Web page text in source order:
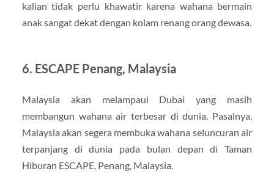
kalian tidak perlu khawatir karena wahana bermain
anak sangat dekat dengan kolam renang orang dewasa.
6. ESCAPE Penang, Malaysia
Malaysia akan melampaui Dubai yang masih
membangun wahana air terbesar di dunia. Pasalnya,
Malaysia akan segera membuka wahana seluncuran air
terpanjang di dunia pada bulan depan di Taman
Hiburan ESCAPE, Penang, Malaysia.